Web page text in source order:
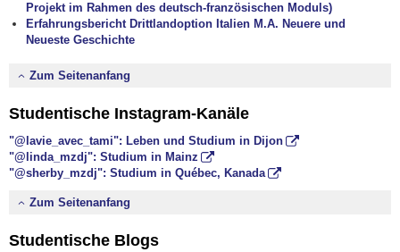
Projekt im Rahmen des deutsch-französischen Moduls)
Erfahrungsbericht Drittlandoption Italien M.A. Neuere und
Neueste Geschichte
Zum Seitenanfang
Studentische Instagram-Kanäle
"@lavie_avec_tami": Leben und Studium in Dijon
"@linda_mzdj": Studium in Mainz
"@sherby_mzdj": Studium in Québec, Kanada
Zum Seitenanfang
Studentische Blogs